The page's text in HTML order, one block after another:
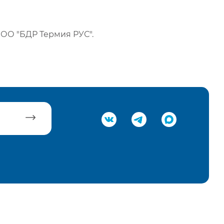
"БДР Термия РУС".